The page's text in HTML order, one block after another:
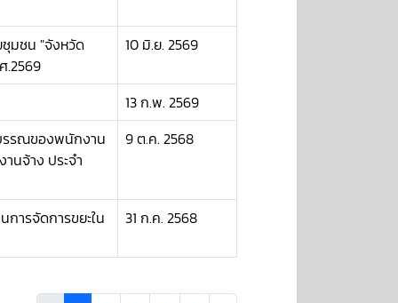
ชุมชน "จังหวัด
.2569
10 มิ.ย. 2569
13 ก.พ. 2569
รรณของพนักงาน
นจ้าง ประจำ
9 ต.ค. 2568
การจัดการขยะใน
31 ก.ค. 2568